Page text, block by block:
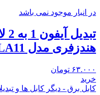
در انبار موجود نمی باشد
هندزفری مدل LA11
۶۳.۰۰۰ تومان
خرید
کابل برق - دیگر کابل ها و